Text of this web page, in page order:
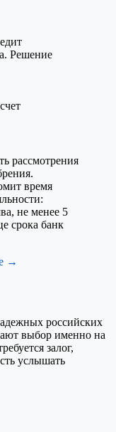
Решение
рассмотрения
время
не менее 5
срока банк
→
российских
выбор именно на
залог,
услышать